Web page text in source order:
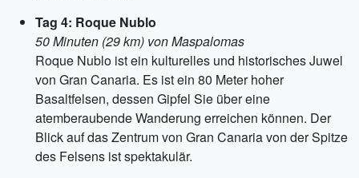
Tag 4: Roque Nublo
50 Minuten (29 km) von Maspalomas
Roque Nublo ist ein kulturelles und historisches Juwel
von Gran Canaria. Es ist ein 80 Meter hoher
Basaltfelsen, dessen Gipfel Sie über eine
atemberaubende Wanderung erreichen können. Der
Blick auf das Zentrum von Gran Canaria von der Spitze
des Felsens ist spektakulär.